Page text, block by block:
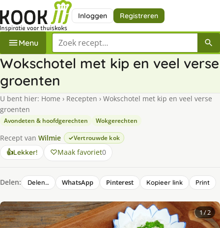
Inloggen Registreren
Menu Zoek een recept
Wokschotel met kip en veel verse
groenten
U bent hier: Home › Recepten › Wokschotel met kip en veel verse
groenten
Avondeten & hoofdgerechten Wokgerechten
Recept van Wilmie Vertrouwde kok
👍Lekker! Maak favoriet0
Delen: Delen… WhatsApp Pinterest Kopieer link Print
1/ 2